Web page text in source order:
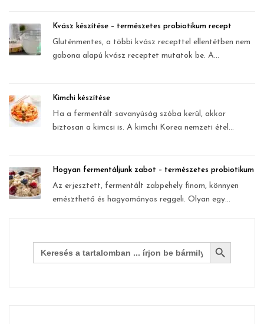
Kvász készítése – természetes probiotikum recept
Gluténmentes, a többi kvász recepttel ellentétben nem
gabona alapú kvász receptet mutatok be. A...
Kimchi készítése
Ha a fermentált savanyúság szóba kerül, akkor
biztosan a kimcsi is. A kimchi Korea nemzeti étel...
Hogyan fermentáljunk zabot – természetes probiotikum
Az erjesztett, fermentált zabpehely finom, könnyen
emészthető és hagyományos reggeli. Olyan egy...
Search
for:
Search Button